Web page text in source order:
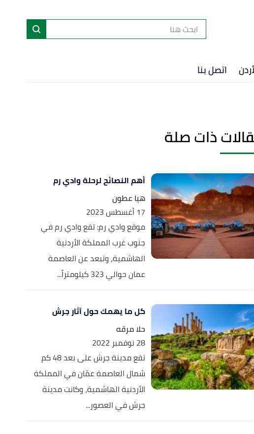
اتصل بنا
ذات صلة
أهم النصائح لرحلة وادي رم
هيا عطون
17 أغسطس 2023
موقع وادي رم: تقع وادي رم في
جنوب غرب المملكة الأردنية
الهاشمية، وتبعد عن العاصمة
عمان حوالي 323 كيلومتراً...
كل ما يهمك حول آثار جرش
حلا مرقه
28 نوفمبر 2022
تقع مدينة جرش على بعد 48 كم
شمال العاصمة عمّان في المملكة
الأردنية الهاشمية، وكانت مدينة
جرش في العصور...